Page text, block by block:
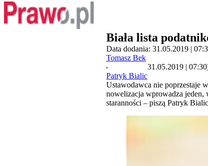
Biała lista
Data dodania: 31.05.2019 |
Tomasz Bek
Patryk Bialic
31.05.2019 | 07:30
Ustawodawca nie poprzestaje
nowelizacja wprowadza jeden,
staranności – piszą Patryk